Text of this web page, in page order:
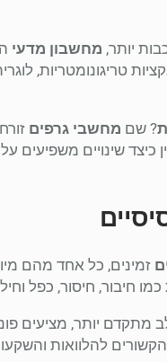
יותר, מחשבון מדעי
טריגונומטריות,
? שם מחשבי גרפים
כיצד שינויים
זמינים, כל אחד מהם
חיבור, חיסור, כפל
יותר, מציעים
להלוואות